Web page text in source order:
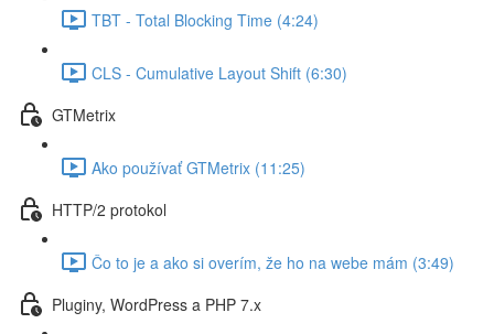
TBT - Total Blocking Time (4:24)
CLS - Cumulative Layout Shift (6:30)
GTMetrix
Ako používať GTMetrix (11:25)
HTTP/2 protokol
Čo to je a ako si overím, že ho na webe mám (3:49)
Pluginy, WordPress a PHP 7.x